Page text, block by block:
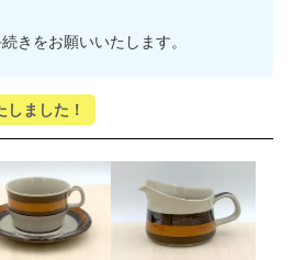
きをお願いいたします。
しました！